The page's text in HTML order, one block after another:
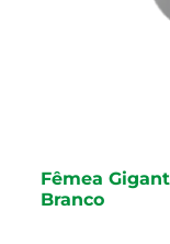
Fêmea
Branco